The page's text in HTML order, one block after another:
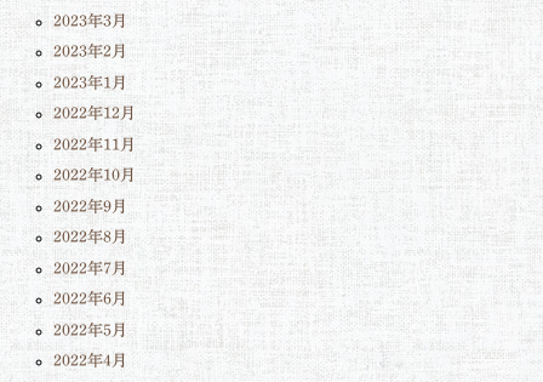
2023年3月
2023年2月
2023年1月
2022年12月
2022年11月
2022年10月
2022年9月
2022年8月
2022年7月
2022年6月
2022年5月
2022年4月